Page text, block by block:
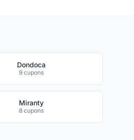
Dondoca
9 cupons
Miranty
8 cupons